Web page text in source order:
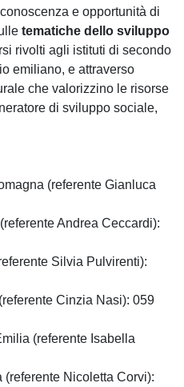
e opportunità di
tematiche dello sviluppo
rivolti agli istituti di secondo
emiliano, e attraverso
che valorizzino le risorse
di sviluppo sociale,
(referente Gianluca
Andrea Ceccardi):
Silvia Pulvirenti):
Cinzia Nasi): 059
(referente Isabella
Nicoletta Corvi):